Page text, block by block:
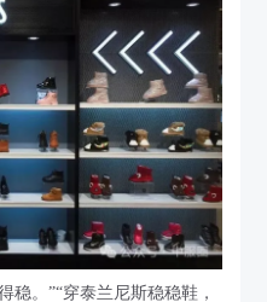
稳。”“穿泰兰尼斯稳稳鞋，